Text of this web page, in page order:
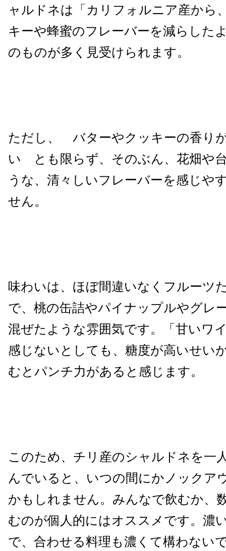
ャルドネは「カリフォルニア産から
キーや蜂蜜のフレーバーを減らした
のものが多く見受けられます。
ただし、 バターやクッキーの香り
い とも限らず、そのぶん、花畑や
うな、清々しいフレーバーを感じや
せん。
味わいは、ほぼ間違いなくフルーツ
で、桃の缶詰やパイナップルやグレ
混ぜたような雰囲気です。「甘いワ
感じないとしても、糖度が高いせい
むとパンチ力があると感じます。
このため、チリ産のシャルドネを一
んでいると、いつの間にかノックア
かもしれません。みんなで飲むか、
むのが個人的にはオススメです。濃
で、合わせる料理も濃くて構わない